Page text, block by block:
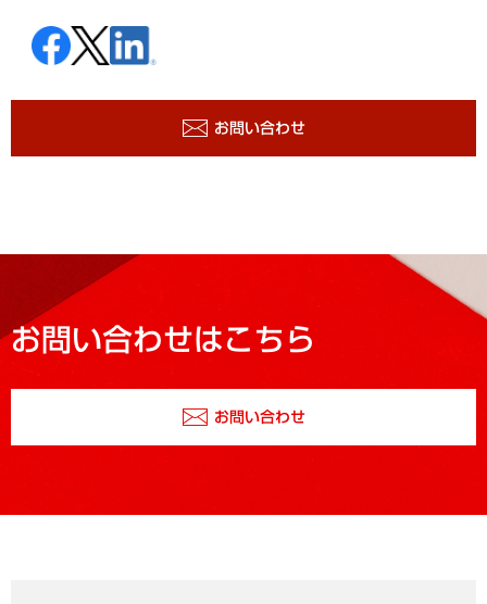
お問い合わせ
お問い合わせはこちら
お問い合わせ